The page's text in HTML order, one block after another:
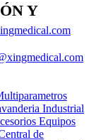
Y
Industrial
Equipos
de